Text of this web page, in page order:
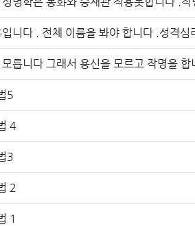
니다 . 전체 이름을 봐야 합니다 .성격심
릅니다 그래서 용신을 모르고 작명을
5
4
3
2
1